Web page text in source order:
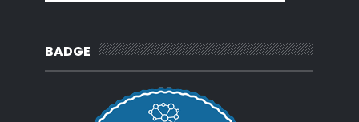
BADGE